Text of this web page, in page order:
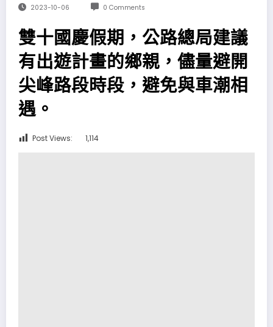
2023-10-06 0 Comments
雙十國慶假期，公路總局建議
有出遊計畫的鄉親，儘量避開
尖峰路段時段，避免與車潮相
遇。
Post Views: 1,114